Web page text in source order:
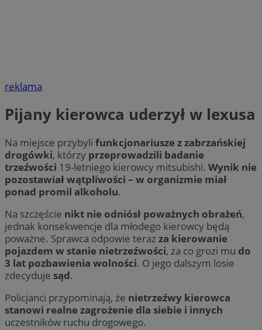
reklama
Pijany kierowca uderzył w lexusa
Na miejsce przybyli funkcjonariusze z zabrzańskiej
drogówki, którzy przeprowadzili badanie
trzeźwości 19-letniego kierowcy mitsubishi. Wynik nie
pozostawiał wątpliwości – w organizmie miał
ponad promil alkoholu.
Na szczęście nikt nie odniósł poważnych obrażeń,
jednak konsekwencje dla młodego kierowcy będą
poważne. Sprawca odpowie terazza kierowanie
pojazdem w stanie nietrzeźwości, za co grozi mu do
3 lat pozbawienia wolności. O jego dalszym losie
zdecyduje sąd.
Policjanci przypominają, że nietrzeźwy kierowca
stanowi realne zagrożenie dla siebie i innych
uczestników ruchu drogowego.